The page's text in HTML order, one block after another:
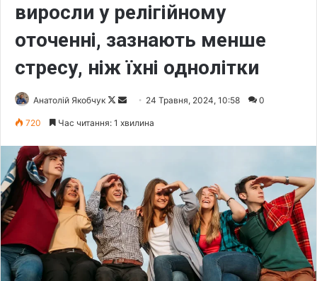
виросли у релігійному
оточенні, зазнають менше
стресу, ніж їхні однолітки
Анатолій Якобчук
F
w
o
n
X
n
m
a
i
l
24 Травня, 2024, 10:58 0
720 Час читання: 1 хвилина